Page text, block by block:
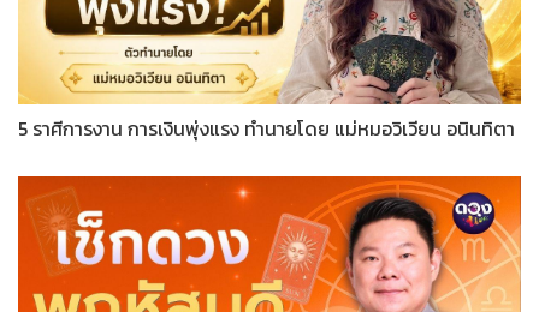
5 ราศีการงาน การเงินพุ่งแรง ทำนายโดย แม่หมอวิเวียน อนินทิตา